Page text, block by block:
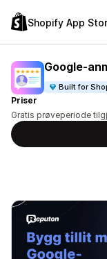
Shopify App
Built for
Priser
Gratis prøveperiode